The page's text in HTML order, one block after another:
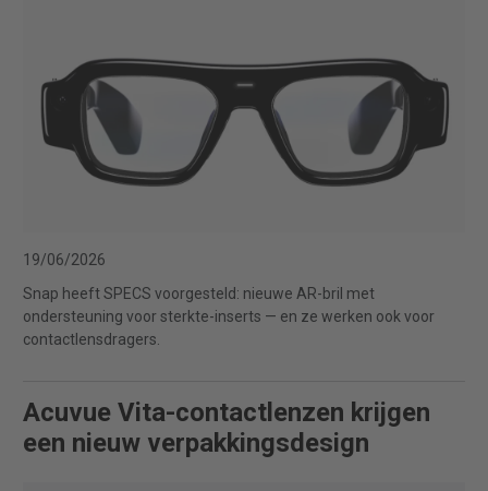
19/06/2026
Snap heeft SPECS voorgesteld: nieuwe AR-bril met
ondersteuning voor sterkte-inserts — en ze werken ook voor
contactlensdragers.
Acuvue Vita-contactlenzen krijgen
een nieuw verpakkingsdesign